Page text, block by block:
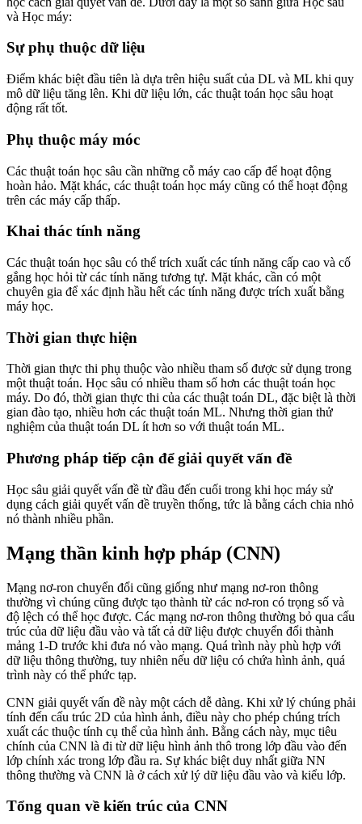
và Học máy:
Sự phụ thuộc dữ liệu
Điểm khác biệt đầu tiên là dựa trên hiệu suất của DL và ML khi quy
mô dữ liệu tăng lên. Khi dữ liệu lớn, các thuật toán học sâu hoạt
động rất tốt.
Phụ thuộc máy móc
Các thuật toán học sâu cần những cỗ máy cao cấp để hoạt động
hoàn hảo. Mặt khác, các thuật toán học máy cũng có thể hoạt động
trên các máy cấp thấp.
Khai thác tính năng
Các thuật toán học sâu có thể trích xuất các tính năng cấp cao và cố
gắng học hỏi từ các tính năng tương tự. Mặt khác, cần có một
chuyên gia để xác định hầu hết các tính năng được trích xuất bằng
máy học.
Thời gian thực hiện
Thời gian thực thi phụ thuộc vào nhiều tham số được sử dụng trong
một thuật toán. Học sâu có nhiều tham số hơn các thuật toán học
máy. Do đó, thời gian thực thi của các thuật toán DL, đặc biệt là thời
gian đào tạo, nhiều hơn các thuật toán ML. Nhưng thời gian thử
nghiệm của thuật toán DL ít hơn so với thuật toán ML.
Phương pháp tiếp cận để giải quyết vấn đề
Học sâu giải quyết vấn đề từ đầu đến cuối trong khi học máy sử
dụng cách giải quyết vấn đề truyền thống, tức là bằng cách chia nhỏ
nó thành nhiều phần.
Mạng thần kinh hợp pháp (CNN)
Mạng nơ-ron chuyển đổi cũng giống như mạng nơ-ron thông
thường vì chúng cũng được tạo thành từ các nơ-ron có trọng số và
độ lệch có thể học được. Các mạng nơ-ron thông thường bỏ qua cấu
trúc của dữ liệu đầu vào và tất cả dữ liệu được chuyển đổi thành
mảng 1-D trước khi đưa nó vào mạng. Quá trình này phù hợp với
dữ liệu thông thường, tuy nhiên nếu dữ liệu có chứa hình ảnh, quá
trình này có thể phức tạp.
CNN giải quyết vấn đề này một cách dễ dàng. Khi xử lý chúng phải
tính đến cấu trúc 2D của hình ảnh, điều này cho phép chúng trích
xuất các thuộc tính cụ thể của hình ảnh. Bằng cách này, mục tiêu
chính của CNN là đi từ dữ liệu hình ảnh thô trong lớp đầu vào đến
lớp chính xác trong lớp đầu ra. Sự khác biệt duy nhất giữa NN
thông thường và CNN là ở cách xử lý dữ liệu đầu vào và kiểu lớp.
Tổng quan về kiến ​​trúc của CNN